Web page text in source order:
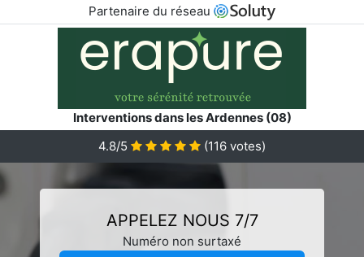
Partenaire du réseau
Interventions dans les Ardennes (08)
4.8/5
(116 votes)
APPELEZ NOUS 7/7
Numéro non surtaxé